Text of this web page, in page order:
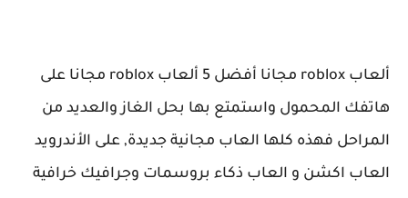
ألعاب roblox مجانا أفضل 5 ألعاب roblox مجانا على
هاتفك المحمول واستمتع بها بحل الغاز والعديد من
المراحل فهذه كلها العاب مجانية جديدة, على الأندرويد
العاب اكشن و العاب ذكاء بروسمات وجرافيك خرافية